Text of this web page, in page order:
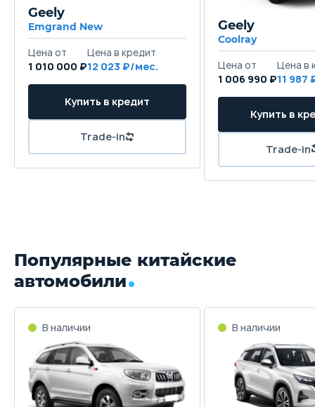
Geely
Emgrand New
1 010 000 ₽12 023
Geely
Coolray
1 006 990 ₽11 987
Популярные китайские
автомобили